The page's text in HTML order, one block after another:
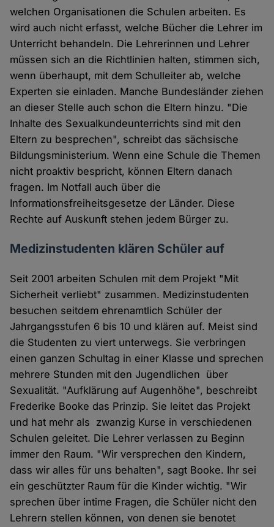
welchen Organisationen die Schulen arbeiten. Es
wird auch nicht erfasst, welche Bücher die Lehrer im
Unterricht behandeln. Die Lehrerinnen und Lehrer
müssen sich an die Richtlinien halten, stimmen sich,
wenn überhaupt, mit dem Schulleiter ab, welche
Experten sie einladen. Manche Bundesländer ziehen
an dieser Stelle auch schon die Eltern hinzu. "Die
Inhalte des Sexualkundeunterrichts sind mit den
Eltern zu besprechen", schreibt das sächsische
Bildungsministerium. Wenn eine Schule die Themen
nicht proaktiv bespricht, können Eltern danach
fragen. Im Notfall auch über die
Informationsfreiheitsgesetze der Länder. Diese
Rechte auf Auskunft stehen jedem Bürger zu.
Medizinstudenten klären Schüler auf
Seit 2001 arbeiten Schulen mit dem Projekt "Mit
Sicherheit verliebt" zusammen. Medizinstudenten
besuchen seitdem ehrenamtlich Schüler der
Jahrgangsstufen 6 bis 10 und klären auf. Meist sind
die Studenten zu viert unterwegs. Sie verbringen
einen ganzen Schultag in einer Klasse und sprechen
mehrere Stunden mit den Jugendlichen über
Sexualität. "Aufklärung auf Augenhöhe", beschreibt
Frederike Booke das Prinzip. Sie leitet das Projekt
und hat mehr als zwanzig Kurse in verschiedenen
Schulen geleitet. Die Lehrer verlassen zu Beginn
immer den Raum. "Wir versprechen den Kindern,
dass wir alles für uns behalten", sagt Booke. Ihr sei
ein geschützter Raum für die Kinder wichtig. "Wir
sprechen über intime Fragen, die Schüler nicht den
Lehrern stellen können, von denen sie benotet